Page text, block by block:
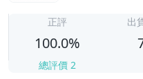
正評
100.0%
總評價 2
出